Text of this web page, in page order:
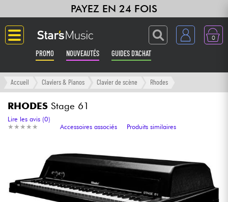
PAYEZ EN 24 FOIS
0
PROMO NOUVEAUTÉS GUIDES D'ACHAT
Langue
Guitares & Basses
Amplis & Effets
Claviers & Pianos
Synthés & Sampleurs
Accueil Claviers & Pianos Clavier de scène Rhodes
RHODES Stage 61
★ ★ ★ ★ ★
★ ★ ★ ★ ★
Lire les avis (0)
Accessoires associés
Produits similaires